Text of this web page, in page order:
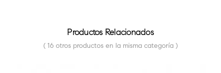
Productos Relacionados
( 16 otros productos en la misma categoría )